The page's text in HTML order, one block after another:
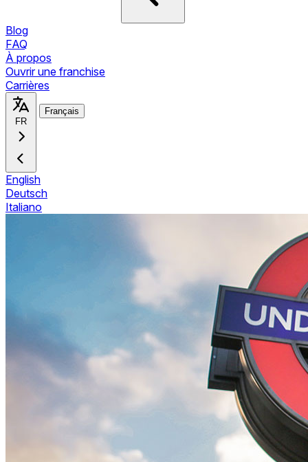
Blog
FAQ
À propos
Ouvrir une franchise
Carrières
FR
Français
English
Deutsch
Italiano